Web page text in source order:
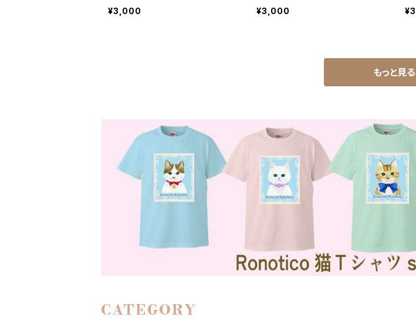
ー pi-157
¥3,000
イト pi-156
¥3,000
もっと見る
CATEGORY